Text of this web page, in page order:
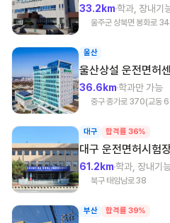
33.2km학과, 장내기
울주군 상북면 봉화로
울산
울산상설 운전면허
36.6km학과만 가능
중구 종가로 370(교동
대구 합격률 36%
대구 운전면허시험
61.2km학과, 장내기
북구 태암남로 38
부산 합격률 39%